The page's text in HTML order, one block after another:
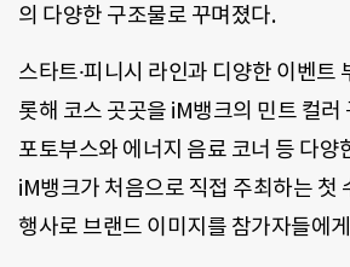
의 다양한 구조물로 꾸며졌다.
스타트⸱피니시 라인과 디양한 이벤트
롯해 코스 곳곳을 iM뱅크의 민트 컬
포토부스와 에너지 음료 코너 등 다양
iM뱅크가 처음으로 직접 주최하는 첫
행사로 브랜드 이미지를 참가자들에